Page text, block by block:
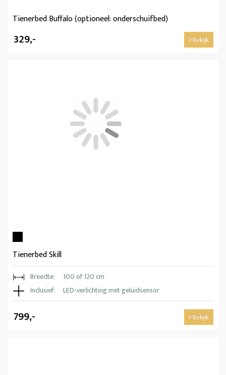
Tienerbed Buffalo (optioneel: onderschuifbed)
329,- Bekijk
Tienerbed Skill
Breedte:
100 of 120 cm
Inclusief:
LED-verlichting met geluidsensor
799,- Bekijk